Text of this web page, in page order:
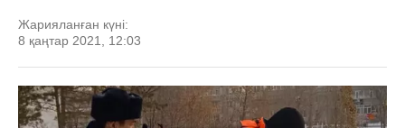
Жарияланған күні:
8 қаңтар 2021, 12:03